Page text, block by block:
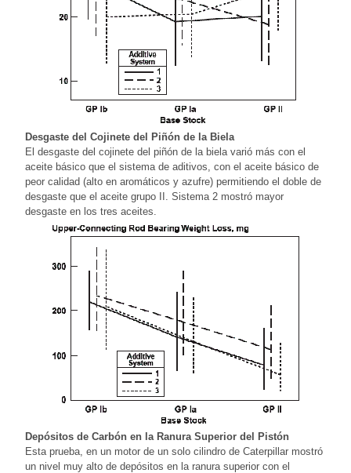
Desgaste del Cojinete del Piñón de la Biela
El desgaste del cojinete del piñón de la biela varió más con el
aceite básico que el sistema de aditivos, con el aceite básico de
peor calidad (alto en aromáticos y azufre) permitiendo el doble de
desgaste que el aceite grupo II. Sistema 2 mostró mayor
desgaste en los tres aceites.
Depósitos de Carbón en la Ranura Superior del Pistón
Esta prueba, en un motor de un solo cilindro de Caterpillar mostró
un nivel muy alto de depósitos en la ranura superior con el